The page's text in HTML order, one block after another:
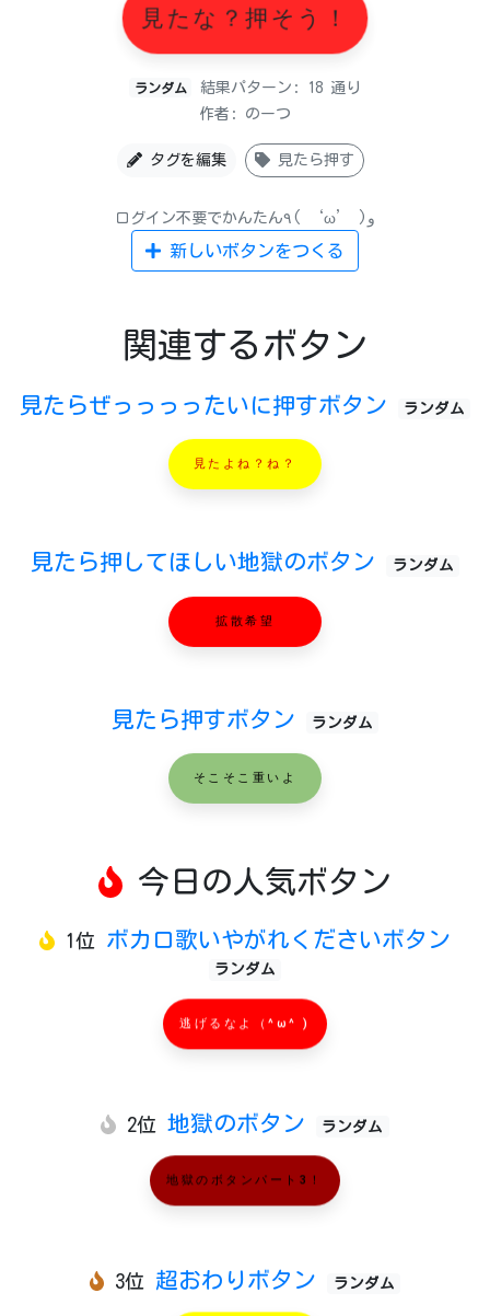
見たな？押そう！
ランダム
結果パターン: 18 通り
作者: のーつ
タグを編集 見たら押す
ログイン不要でかんたん٩( ‘ω’ )و
新しいボタンをつくる
関連するボタン
見たらぜっっっったいに押すボタン ランダム
見たよね？ね？
見たら押してほしい地獄のボタン ランダム
拡散希望
見たら押すボタン ランダム
そこそこ重いよ
今日の人気ボタン
1位 ボカロ歌いやがれくださいボタン
ランダム
逃げるなよ（^ω^ )
2位 地獄のボタン ランダム
地獄のボタンパート3！
3位 超おわりボタン ランダム